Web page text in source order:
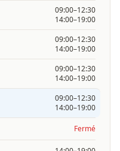
09:00–12:30
14:00–19:00
09:00–12:30
14:00–19:00
09:00–12:30
14:00–19:00
09:00–12:30
14:00–19:00
Fermé